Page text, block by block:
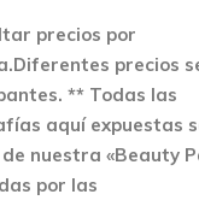
precios por
precios
** Todas las
aquí expuestas
nuestra «Beauty
por las